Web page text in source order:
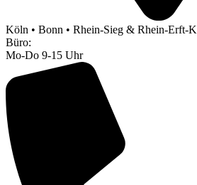
Köln • Bonn • Rhein-Sieg & Rhein-Erft-
Büro:
Mo-Do 9-15 Uhr